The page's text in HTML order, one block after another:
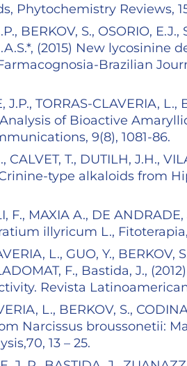
Phytochemistry Reviews,
BERKOV, S., OSORIO,
(2015) New lycosinine
Brazilian
TORRAS-CLAVERIA, L.,
Analysis of Bioactive
9(8), 1081-86.
T., DUTILH, J.H.,
Crinine-type alkaloids from
F., MAXIA A., DE ANDRADE,
illyricum L., Fitoterapia,
L., GUO, Y., BERKOV,
F., Bastida, J.,
Revista
L., BERKOV, S.,
Narcissus broussonetii:
13 – 25.